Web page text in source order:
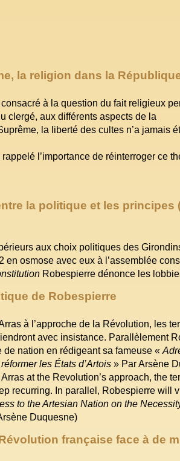
la religion dans la
à la question du fait religieux
clergé, aux différents aspects de la
la liberté des cultes n’a jamais
rappelé l’importance de réinterroger ce
la politique et les principes
aux choix politiques des
osmose avec eux à l’assemblée
Robespierre dénonce les
de Robespierre
à l’approche de la Révolution, les
avec insistance. Parallèlement
de nation en rédigeant sa fameuse «
les États d’Artois » Par Arsène
at the Revolution’s approach, the
recurring. In parallel, Robespierre will
to the Artesian Nation on the
Duquesne)
française face à de